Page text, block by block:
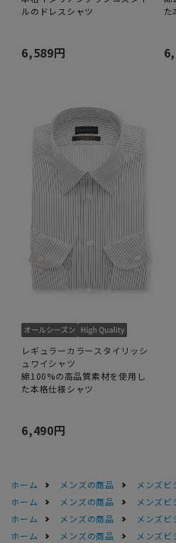
ルのドレスシャツ
6,589円
た
レギュラーカラースタイリッシ
ュワイシャツ
綿100%の高品質素材を使用し
た本格仕様シャツ
6,490円
ホーム メンズの商品 メンズビ
ホーム
メンズの商品 メンズビ
ホーム
メンズの商品 メンズビ
ホーム
メンズの商品 メンズビ